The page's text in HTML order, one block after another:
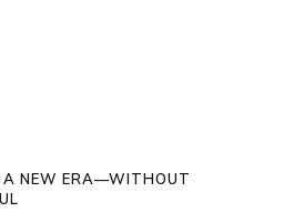
A NEW ERA—WITHOUT